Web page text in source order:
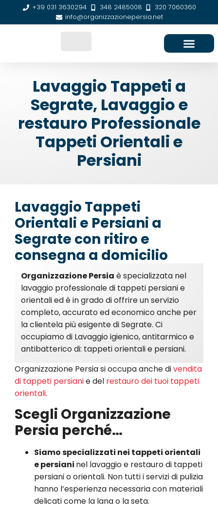
+39 031 3630294 348 2485008
320 7060360
info@organizzazionepersia.net
Lavaggio Tappeti a
Segrate, Lavaggio e
restauro Professionale
Tappeti Orientali e
Persiani
Lavaggio Tappeti
Orientali e Persiani a
Segrate con ritiro e
consegna a domicilio
Organizzazione Persia è specializzata nel
lavaggio professionale di tappeti persiani e
orientali ed è in grado di offrire un servizio
completo, accurato ed economico anche per
la clientela più esigente di Segrate. Ci
occupiamo di Lavaggio igienico, antitarmico e
antibatterico di: tappeti orientali e persiani.
Organizzazione Persia si occupa anche divendita
di tappeti persianie del restauro dei tuoi tappeti
orientali.
Scegli Organizzazione
Persia perché…
Siamo specializzati nei tappeti orientali
e persiani nel lavaggio e restauro di tappeti
persiani o orientali. Non tutti i servizi di pulizia
hanno l’esperienza necessaria con materiali
delicati come la lana o la seta.